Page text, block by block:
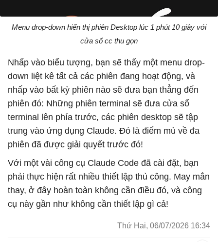
Menu drop-down hiển thị phiên Desktop lúc 1 phút 10 giây với
cửa sổ cc thu gọn
Nhấp vào biểu tượng, bạn sẽ thấy một menu drop-
down liệt kê tất cả các phiên đang hoạt động, và
nhấp vào bất kỳ phiên nào sẽ đưa bạn thẳng đến
phiên đó: Những phiên terminal sẽ đưa cửa sổ
terminal lên phía trước, các phiên desktop sẽ tập
trung vào ứng dụng Claude. Đó là điểm mù về đa
phiên đã được giải quyết trước đó!
Với một vài công cụ Claude Code đã cài đặt, bạn
phải thực hiện rất nhiều thiết lập thủ công. May mắn
thay, ở đây hoàn toàn không cần điều đó, và công
cụ này gần như không cần thiết lập gì cả!
Thứ Hai, 06/07/2026 16:34